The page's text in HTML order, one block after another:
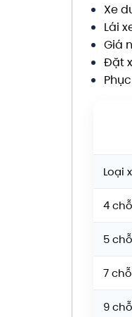
Xe
Lái
Giá
Đặt
Loại
4 chỗ
5 chỗ
7 chỗ
9 chỗ